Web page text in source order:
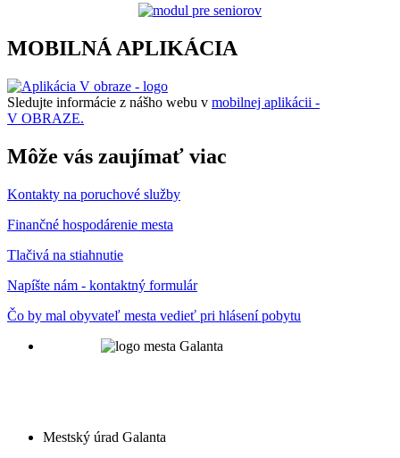
MOBILNÁ APLIKÁCIA
Sledujte informácie z nášho webu v mobilnej aplikácii -
V OBRAZE.
Môže vás zaujímať viac
Kontakty na poruchové služby
Finančné hospodárenie mesta
Tlačivá na stiahnutie
Napíšte nám - kontaktný formulár
Čo by mal obyvateľ mesta vedieť pri hlásení pobytu
Mestský úrad Galanta